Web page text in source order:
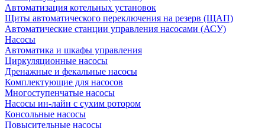
Автоматизация котельных установок
Щиты автоматического переключения на резерв (ЩАП)
Автоматические станции управления насосами (АСУ)
Насосы
Автоматика и шкафы управления
Циркуляционные насосы
Дренажные и фекальные насосы
Комплектующие для насосов
Многоступенчатые насосы
Насосы ин-лайн с сухим ротором
Консольные насосы
Повысительные насосы